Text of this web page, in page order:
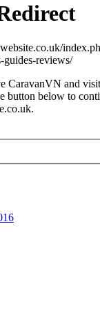
guides-reviews/
CaravanVN and
button below to